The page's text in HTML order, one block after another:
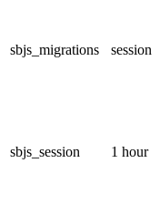
sbjs_migrations session
sbjs_session 1 hour